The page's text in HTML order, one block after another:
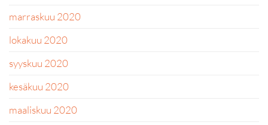
marraskuu 2020
lokakuu 2020
syyskuu 2020
kesäkuu 2020
maaliskuu 2020